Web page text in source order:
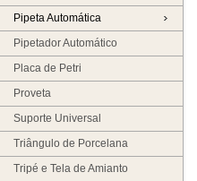
Pipeta Automática
Pipetador Automático
Placa de Petri
Proveta
Suporte Universal
Triângulo de Porcelana
Tripé e Tela de Amianto